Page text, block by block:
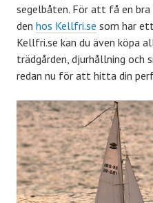
segelbåten. För att få en
den hos Kellfri.se som har
Kellfri.se kan du även köpa
trädgården, djurhållning och
redan nu för att hitta din